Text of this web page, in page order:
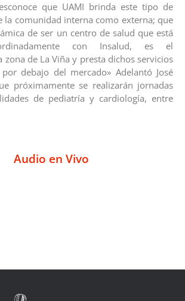
que UAMI brinda este tipo de
la comunidad interna como externa; que
de ser un centro de salud que está
con Insalud, es el
de La Viña y presta dichos servicios
debajo del mercado» Adelantó José
próximamente se realizarán jornadas
de pediatría y cardiología, entre
Audio en Vivo